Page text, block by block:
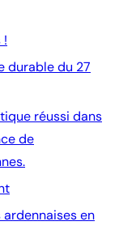
!
durable du 27
réussi dans
de
en